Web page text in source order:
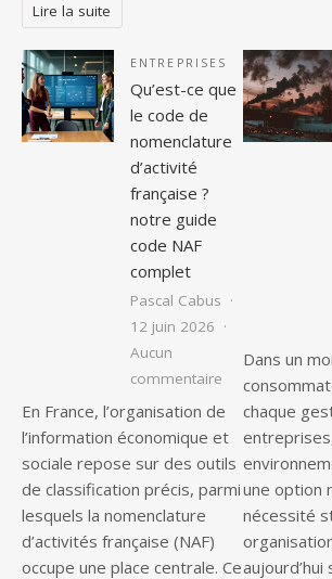
Lire la suite
ENTREPRISES
Qu’est-ce que
le code de
nomenclature
d’activité
française ?
notre guide
code NAF
complet
Pascal Cabus
12 juin 2026
Aucun
commentaire sur Qu’est-ce
En France, l’organisation de
l’information économique et
sociale repose sur des outils
de classification précis, parmi
lesquels la nomenclature
d’activités française (NAF)
occupe une place centrale. Ce
Dans un
chaque
une option
nécessité